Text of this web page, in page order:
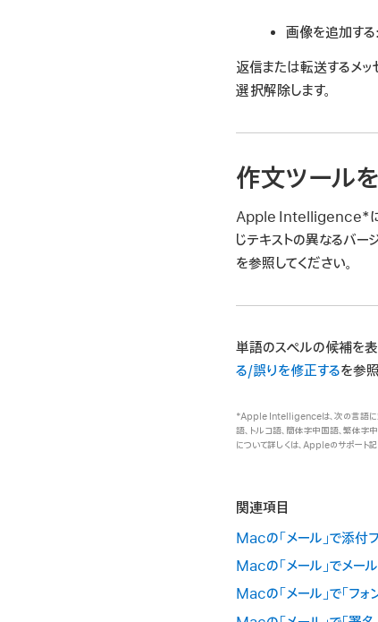
画像を追加する
返信または転送するメッ
選択解除します。
作文ツール
Apple Intelligence*によ
じテキストの異なるバー
を参照してください。
単語のスペルの候補を表
る/誤りを修正するを参
*Apple Intelligenceは、次の言語に対応
語、トルコ語、簡体字中国語、繁体字
について詳しくは、Appleのサポート記
関連項目
Macの「メール」で添付
Macの「メール」でメー
Macの「メール」で「フ